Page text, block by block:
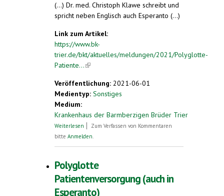
(...) Dr. med. Christoph Klawe schreibt und
spricht neben Englisch auch Esperanto (...)
Link zum Artikel:
https://www.bk-
trier.de/bkt/aktuelles/meldungen/2021/Polyglotte-
Patiente...(link is external)
Veröffentlichung: 2021-06-01
Medientyp: Sonstiges
Medium:
Krankenhaus der Barmberzigen Brüder Trier
Weiterlesen über Polyglotte Patientenversorgung
Zum Verfassen von Kommentaren
bitte Anmelden.
Polyglotte
Patientenversorgung (auch in
Esperanto)